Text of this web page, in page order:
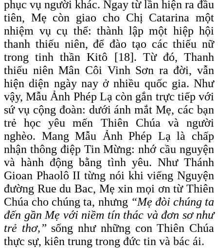
phục vụ người khác. Ngay từ lần hiện ra đầu
tiên, Mẹ còn giao cho Chị Catarina một
nhiệm vụ cụ thể: thành lập một hiệp hội
thanh thiếu niên, để đào tạo các thiếu nữ
trong tinh thần Kitô [18]. Từ đó, Thanh
thiếu niên Mân Côi Vinh Sơn ra đời, vẫn
hiện diện ngày nay ở nhiều quốc gia. Như
vậy, Mẫu Ảnh Phép Lạ còn gắn trực tiếp với
sứ vụ cộng đoàn: dưới ánh mắt Mẹ, các bạn
trẻ học yêu mến Thiên Chúa và người
nghèo. Mang Mẫu Ảnh Phép Lạ là chấp
nhận thông điệp Tin Mừng: nhớ cầu nguyện
và hành động bằng tình yêu. Như Thánh
Gioan Phaolô II từng nói khi viếng Nguyện
đường Rue du Bac, Mẹ xin mọi ơn từ Thiên
Chúa cho chúng ta, nhưng “Mẹ đòi chúng ta
đến gần Mẹ với niềm tín thác và đơn sơ như
trẻ thơ,” sống như những con Thiên Chúa
thực sự, kiên trung trong đức tin và bác ái.